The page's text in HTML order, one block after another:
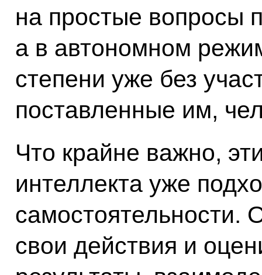
на простые вопросы
а в автономном
степени уже без
поставленные им,
Что крайне важно,
интеллекта уже
самостоятельности.
свои действия и